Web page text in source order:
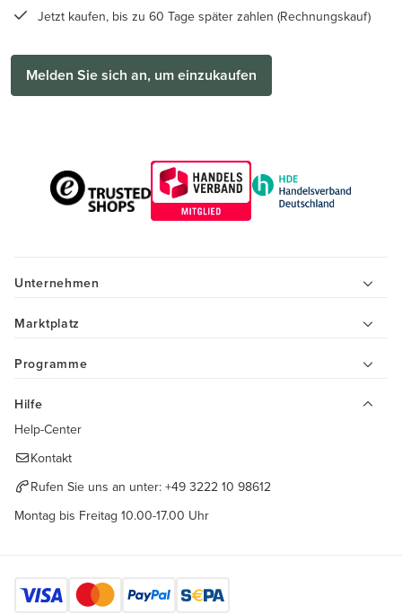
Jetzt kaufen, bis zu 60 Tage später zahlen (Rechnungskauf)
Melden Sie sich an, um einzukaufen
Unternehmen
Marktplatz
Programme
Hilfe
Help-Center
Kontakt
Rufen Sie uns an unter: +49 3222 10 98612
Montag bis Freitag 10.00-17.00 Uhr